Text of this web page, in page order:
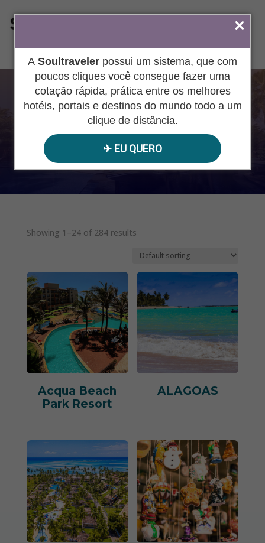
A Soultraveler possui um sistema, que com
poucos cliques você consegue fazer uma
cotação rápida, prática entre os melhores
hotéis, portais e destinos do mundo todo a um
clique de distância.
✈︎ EU QUERO
ÁREA DO AGENTE
BLOG
Pesquisar
produtos
Showing 1–24 of 284 results
Acqua Beach
Park Resort
ALAGOAS